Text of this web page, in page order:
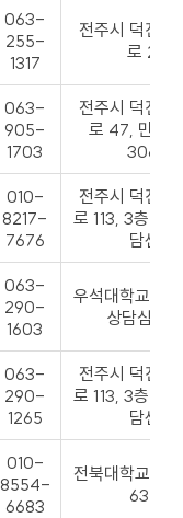
063-
255-
1317
전주시 덕진구
로 254
063-
905-
1703
전주시 덕진구
로 47, 만성
306-2
010-
8217-
7676
전주시 덕진구
로 113, 3층 나
담센터
063-
290-
1603
우석대학교 교
상담심리
063-
290-
1265
전주시 덕진구
로 113, 3층 나
담센터
010-
8554-
6683
전북대학교 인
632호